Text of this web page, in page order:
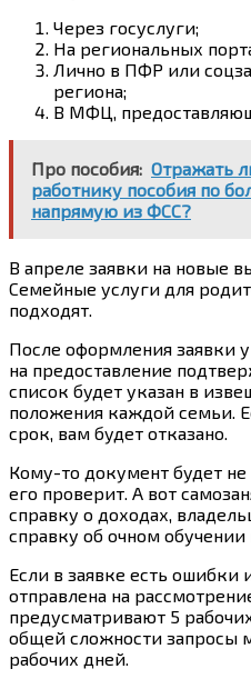
Через госуслуги;
На региональных
Лично в ПФР или
региона;
В МФЦ,
Про пособия: Отражать
работнику пособия по
напрямую из ФСС?
В апреле заявки на новые
Семейные услуги для
подходят.
После оформления заявки
на предоставление
список будет указан в
положения каждой семьи.
срок, вам будет отказано.
Кому-то документ будет
его проверит. А вот
справку о доходах,
справку об очном обучении
Если в заявке есть ошибки
отправлена ​​на
предусматривают 5
общей сложности запросы
рабочих дней.